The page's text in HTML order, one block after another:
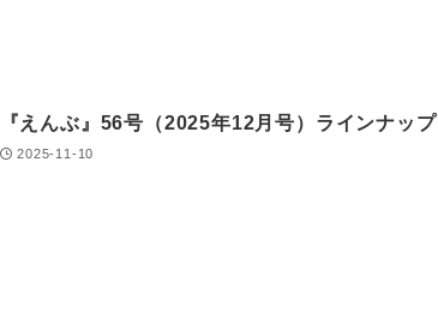
『えんぶ』56号（2025年12月号）ラインナップ
2025-11-10